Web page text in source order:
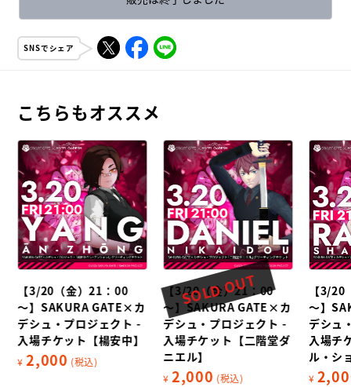
SNSでシェア
こちらもオススメ
【3/20（金）21：00
～】SAKURA GATE×カ
デシュ・プロジェクト -
入場チケット【楊安中】
¥ 2,000 (税込)
SOLD OUT
【3/20（金）21：00
～】SAKURA GATE×カ
デシュ・プロジェクト -
入場チケット【二階堂ダ
ニエル】
¥ 2,000 (税込)
【3/
～】
デシュ
入場チ
ル・シ
¥